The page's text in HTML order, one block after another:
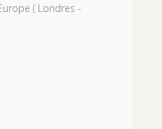
( Londres -